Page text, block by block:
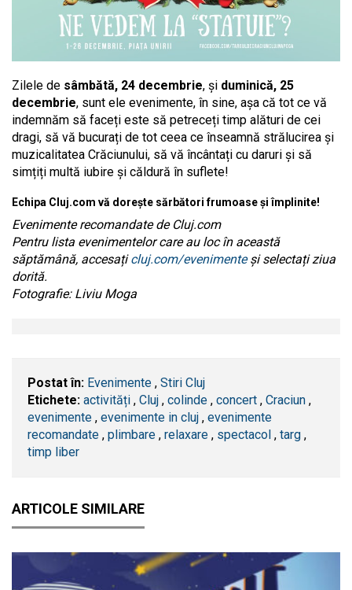
Zilele de sâmbătă, 24 decembrie, și duminică, 25
decembrie, sunt ele evenimente, în sine, așa că tot ce vă
indemnăm să faceți este să petreceți timp alături de cei
dragi, să vă bucurați de tot ceea ce înseamnă strălucirea și
muzicalitatea Crăciunului, să vă încântați cu daruri și să
simțiți multă iubire și căldură în suflete!
Echipa Cluj.com vă dorește sărbători frumoase și împlinite!
Evenimente recomandate de Cluj.com
Pentru lista evenimentelor care au loc în această
săptămână, accesațicluj.com/evenimenteși selectați ziua
dorită.
Fotografie: Liviu Moga
Postat în: Evenimente , Stiri Cluj
Etichete: activități , ​Cluj , colinde , concert , Craciun ,
evenimente , evenimente in cluj , evenimente
recomandate , plimbare , relaxare , spectacol , targ ,
timp liber
ARTICOLE SIMILARE